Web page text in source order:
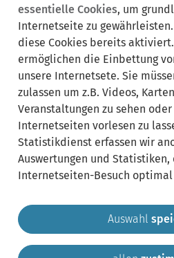
Synonyme:
Arbeitsunfall Wegeunfall
essentielle Cookies, um
Internetseite zu
diese Cookies bereits
ermöglichen die Einbettung
unsere Internetsete. Sie
zulassen um z.B. Videos,
Veranstaltungen zu sehen
Internetseiten vorlesen zu
Statistikdienst erfassen wir
Auswertungen und
Internetseiten-Besuch
Auswahl